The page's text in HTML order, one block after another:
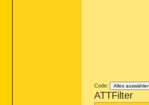
Code: Alles auswählen
ATTFilter